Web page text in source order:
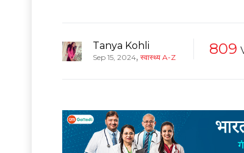
Tanya Kohli
Sep 15, 2024, स्वास्थ्य A-Z 809